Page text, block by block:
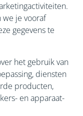
we je vooraf
gegevens te
het gebruik van
diensten
producten,
en apparaat-